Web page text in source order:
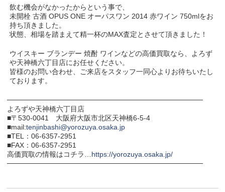
飲む機会がなかったからという事で、
未開栓 古酒 OPUS ONE オーパスワン 2014 赤ワイン 750mlをお
持ち頂きました。
状態、相場を踏まえて精一杯のMAX査定とさせて頂きました！
ウイスキー ブランデー 焼酎 ワインなどの高価買取なら、よろず
や天神橋六丁目店にお任せください。
皆様のお問い合わせ、ご来店をスタッフ一同心よりお待ちいたし
ております。
───────────────────────────────────────
よろずや天神橋六丁目店
■〒530-0041 大阪府大阪市北区天神橋6-5-4
■mail:tenjinbashi@yorozuya.osaka.jp
■TEL：06-6357-2951
■FAX：06-6357-2951
高価買取の情報はコチラ… https://yorozuya.osaka.jp/
───────────────────────────────────────